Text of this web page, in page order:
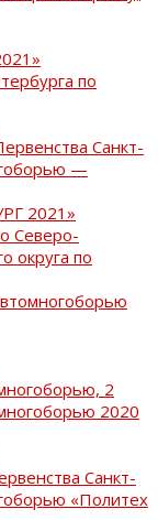
по
Санкт-
—
2021»
Северо-
округа по
2
2020
Санкт-
«Политех